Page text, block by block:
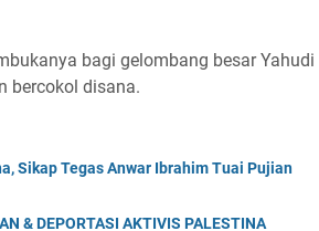
bagi gelombang besar Yahudi
bercokol disana.
Sikap Tegas Anwar Ibrahim Tuai Pujian
& DEPORTASI AKTIVIS PALESTINA